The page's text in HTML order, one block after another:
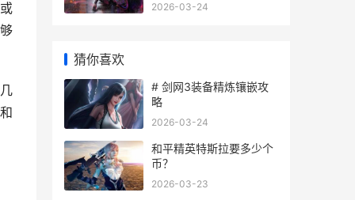
2026-03-24
猜你喜欢
# 剑网3装备精炼镶嵌攻
略
2026-03-24
和平精英特斯拉要多少个
币？
2026-03-23